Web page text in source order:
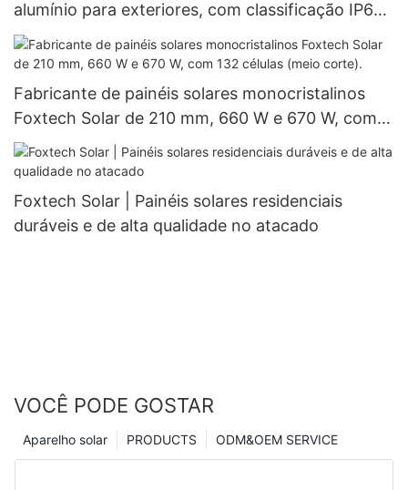
alumínio para exteriores, com classificação IP66
à prova d'água, 60W, 80W e 100W.
Fabricante de painéis solares monocristalinos
Foxtech Solar de 210 mm, 660 W e 670 W, com
132 células (meio corte).
Foxtech Solar | Painéis solares residenciais
duráveis ​​e de alta qualidade no atacado
VOCÊ PODE GOSTAR
ODM&OEM SERVICE
PRODUCTS
Aparelho solar